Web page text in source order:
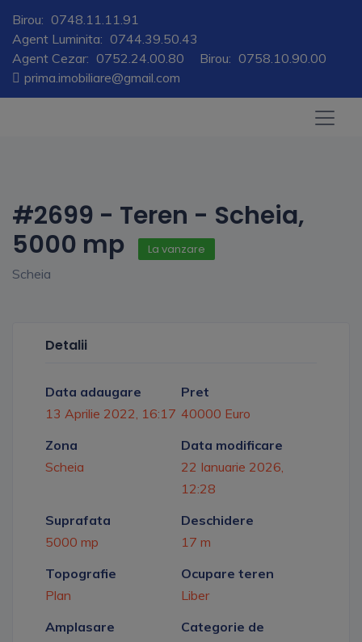
Birou: 0748.11.11.91
Agent Luminita: 0744.39.50.43
Agent Cezar: 0752.24.00.80 Birou: 0758.10.90.00
prima.imobiliare@gmail.com
#2699 - Teren - Scheia,
5000 mp
La vanzare
Scheia
Detalii
Data adaugare
13 Aprilie 2022, 16:17
Pret
40000 Euro
Zona
Scheia
Data modificare
22 Ianuarie 2026,
12:28
Suprafata
5000 mp
Deschidere
17 m
Topografie
Plan
Ocupare teren
Liber
Amplasare
Categorie de